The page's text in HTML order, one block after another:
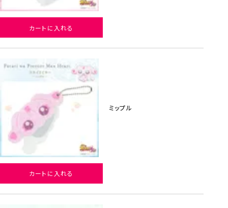
カートに入れる
ミップル
カートに入れる